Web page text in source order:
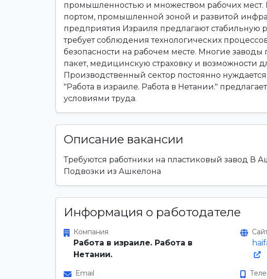
промышленностью и множеством рабочих мест.
портом, промышленной зоной и развитой
предприятия Израиля предлагают стабильную
требует соблюдения технологических
безопасности на рабочем месте. Многие
пакет, медицинскую страховку и возможности
Производственный сектор постоянно
"Работа в израиле. Работа в Нетании."
условиями труда.
Описание вакансии
Требуются работники на пластиковый завод В
Подвозки из Ашкелона
Информация о работодателе
Компания
Работа в израиле. Работа в
Нетании.
Email